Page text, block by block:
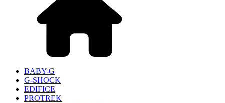
BABY-G
G-SHOCK
EDIFICE
PROTREK